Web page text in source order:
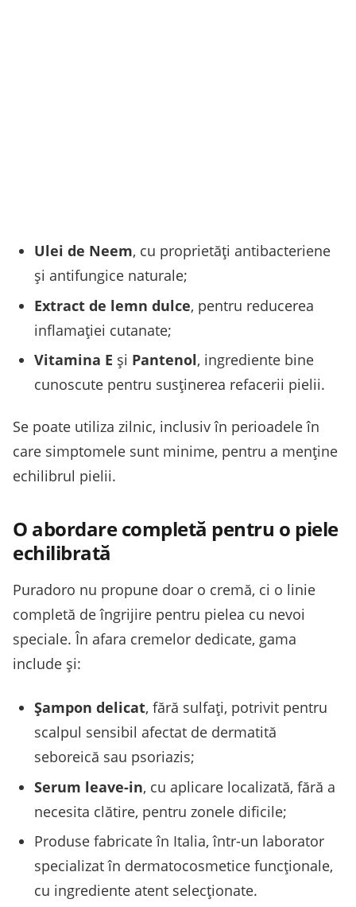
Ulei de Neem, cu proprietăți antibacteriene
și antifungice naturale;
Extract de lemn dulce, pentru reducerea
inflamației cutanate;
Vitamina E și Pantenol, ingrediente bine
cunoscute pentru susținerea refacerii pielii.
Se poate utiliza zilnic, inclusiv în perioadele în
care simptomele sunt minime, pentru a menține
echilibrul pielii.
O abordare completă pentru o piele
echilibrată
Puradoro nu propune doar o cremă, ci o linie
completă de îngrijire pentru pielea cu nevoi
speciale. În afara cremelor dedicate, gama
include și:
Șampon delicat, fără sulfați, potrivit pentru
scalpul sensibil afectat de dermatită
seboreică sau psoriazis;
Serum leave-in, cu aplicare localizată, fără a
necesita clătire, pentru zonele dificile;
Produse fabricate în Italia, într-un laborator
specializat în dermatocosmetice funcționale,
cu ingrediente atent selecționate.